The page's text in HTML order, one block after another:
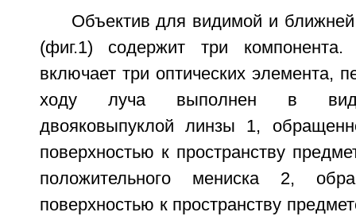
Объектив для видимой и
(фиг.1) содержит три
включает три оптических элемента,
ходу луча выполнен в виде
двояковыпуклой линзы 1,
поверхностью к пространству
положительного мениска 2,
поверхностью к пространству